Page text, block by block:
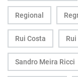
Regional
Rui Costa
Sandro Meira Ricci